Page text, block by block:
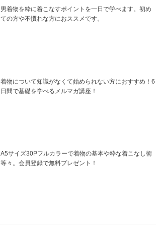
男着物を粋に着こなすポイントを一日で学べます。初め
ての方や不慣れな方におススメです。
着物について知識がなくて始められない方におすすめ！6
日間で基礎を学べるメルマガ講座！
A5サイズ30Pフルカラーで着物の基本や粋な着こなし術
等々。会員登録で無料プレゼント！